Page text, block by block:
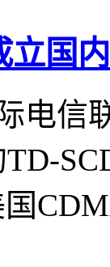
立国
电信